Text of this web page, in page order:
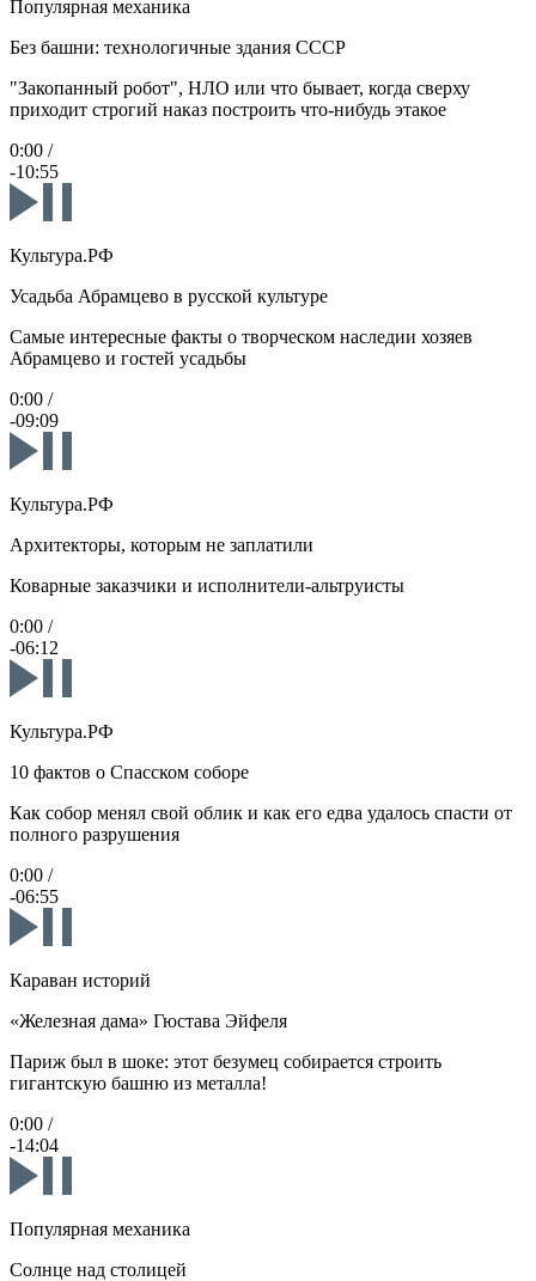
Популярная механика
Без башни: технологичные здания СССР
"Закопанный робот", НЛО или что бывает, когда сверху
приходит строгий наказ построить что-нибудь этакое
0:00 /
-10:55
Культура.РФ
Усадьба Абрамцево в русской культуре
Самые интересные факты о творческом наследии хозяев
Абрамцево и гостей усадьбы
0:00 /
-09:09
Культура.РФ
Архитекторы, которым не заплатили
Коварные заказчики и исполнители-альтруисты
0:00 /
-06:12
Культура.РФ
10 фактов о Спасском соборе
Как собор менял свой облик и как его едва удалось спасти от
полного разрушения
0:00 /
-06:55
Караван историй
«Железная дама» Гюстава Эйфеля
Париж был в шоке: этот безумец собирается строить
гигантскую башню из металла!
0:00 /
-14:04
Популярная механика
Солнце над столицей